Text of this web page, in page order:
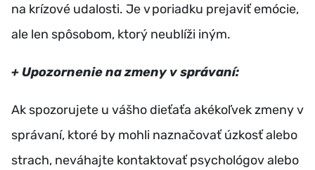
na krízové udalosti. Je v poriadku prejaviť emócie,
ale len spôsobom, ktorý neublíži iným.
+ Upozornenie na zmeny v správaní:
Ak spozorujete u vášho dieťaťa akékoľvek zmeny v
správaní, ktoré by mohli naznačovať úzkosť alebo
strach, neváhajte kontaktovať psychológov alebo